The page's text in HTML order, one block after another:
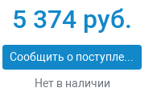
сухой/мокрый рез
Pro Matrix 731103
5 374 руб.
Сообщить о поступлении
Нет в наличии